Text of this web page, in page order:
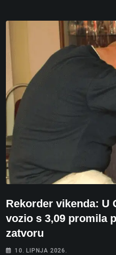
Rekorder vikenda: U
vozio s 3,09 promila
zatvoru
10. LIPNJA 2026.